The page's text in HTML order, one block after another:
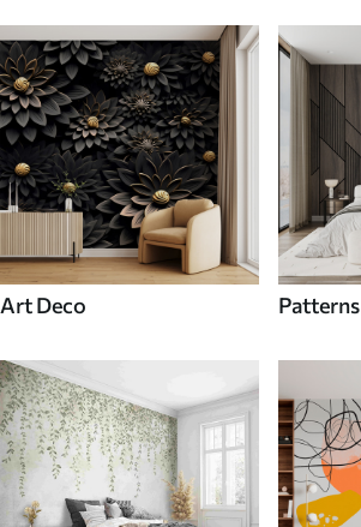
Art Deco Patterns